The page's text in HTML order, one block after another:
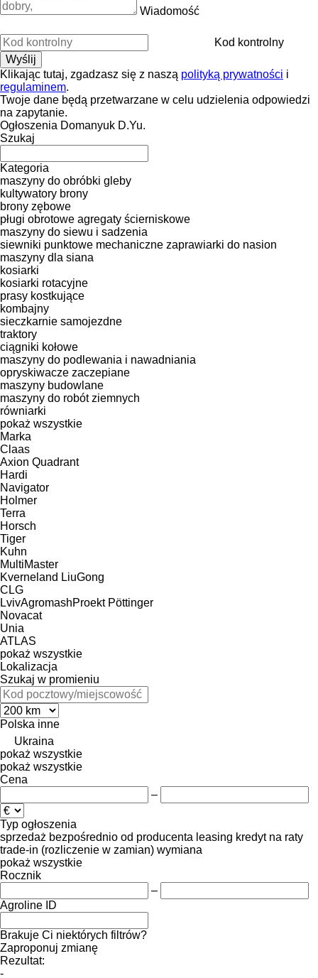
Wiadomość
Kod kontrolny
Klikając tutaj, zgadzasz się z naszą polityką prywatności i
regulaminem.
Twoje dane będą przetwarzane w celu udzielenia odpowiedzi
na zapytanie.
Ogłoszenia Domanyuk D.Yu.
Szukaj
Kategoria
maszyny do obróbki gleby
kultywatory brony
brony zębowe
pługi obrotowe agregaty ścierniskowe
maszyny do siewu i sadzenia
siewniki punktowe mechaniczne zaprawiarki do nasion
maszyny dla siana
kosiarki
kosiarki rotacyjne
prasy kostkujące
kombajny
sieczkarnie samojezdne
traktory
ciągniki kołowe
maszyny do podlewania i nawadniania
opryskiwacze zaczepiane
maszyny budowlane
maszyny do robót ziemnych
równiarki
pokaż wszystkie
Marka
Claas
Axion Quadrant
Hardi
Navigator
Holmer
Terra
Horsch
Tiger
Kuhn
MultiMaster
Kverneland LiuGong
CLG
LvivAgromashProekt Pöttinger
Novacat
Unia
ATLAS
pokaż wszystkie
Lokalizacja
Szukaj w promieniu
Polska inne
Ukraina
pokaż wszystkie
pokaż wszystkie
Cena
–
Typ ogłoszenia
sprzedaż bezpośrednio od producenta leasing kredyt na raty
trade-in (rozliczenie w zamian) wymiana
pokaż wszystkie
Rocznik
–
Agroline ID
Brakuje Ci niektórych filtrów?
Zaproponuj zmianę
Rezultat:
-